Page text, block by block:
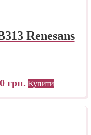
Renesans
грн. Купити